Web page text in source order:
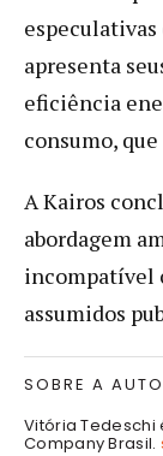
especulativas
apresenta
eficiência
consumo,
A Kairos
abordagem
incompatível
assumidos
SOBRE A
Vitória
Company Brasil.